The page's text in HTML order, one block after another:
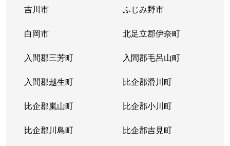
吉川市 ふじみ野市
白岡市 北足立郡伊奈町
入間郡三芳町 入間郡毛呂山町
入間郡越生町 比企郡滑川町
比企郡嵐山町 比企郡小川町
比企郡川島町 比企郡吉見町